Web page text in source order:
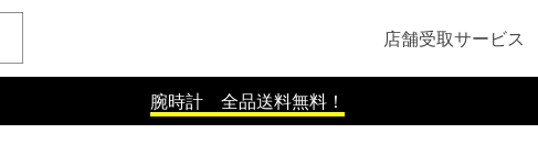
店舗受取サービス
腕時計 全品送料無料！